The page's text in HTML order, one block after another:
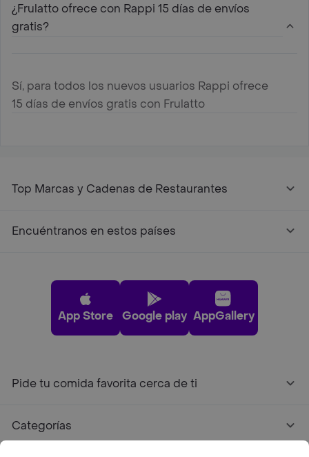
¿Frulatto ofrece con Rappi 15 días de envíos
gratis?
Sí, para todos los nuevos usuarios Rappi ofrece
15 días de envíos gratis con Frulatto
Top Marcas y Cadenas de Restaurantes
Encuéntranos en estos países
App Store Google play AppGallery
Pide tu comida favorita cerca de ti
Categorías